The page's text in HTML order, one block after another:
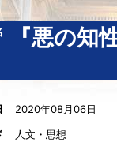
『悪の知
2020年08月06日
人文・思想